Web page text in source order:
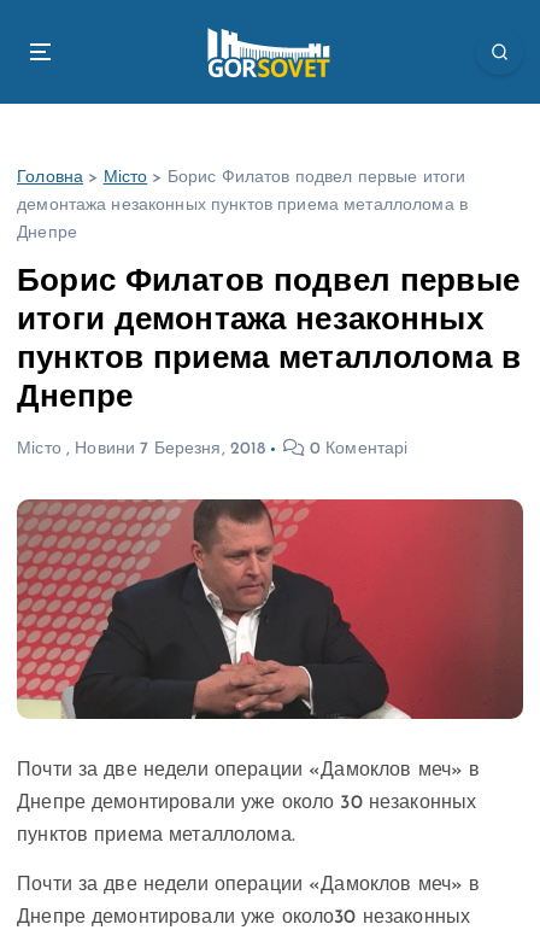
Головна > Місто > Борис Филатов подвел первые итоги
демонтажа незаконных пунктов приема металлолома в
Днепре
Борис Филатов подвел первые
итоги демонтажа незаконных
пунктов приема металлолома в
Днепре
Місто, Новини 7 Березня, 2018 0 Коментарі
Почти за две недели операции «Дамоклов меч» в
Днепре демонтировали уже около 30 незаконных
пунктов приема металлолома.
Почти за две недели операции «Дамоклов меч» в
Днепре демонтировали уже около30 незаконных